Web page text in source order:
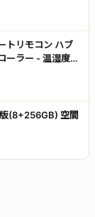
トリモコン ハブ
ーラー - 温湿度
ー対応 スマー
電·省エネ Echo
Kataステッカ
(8+256GB) 空間